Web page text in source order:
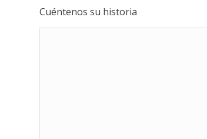
Cuéntenos su historia